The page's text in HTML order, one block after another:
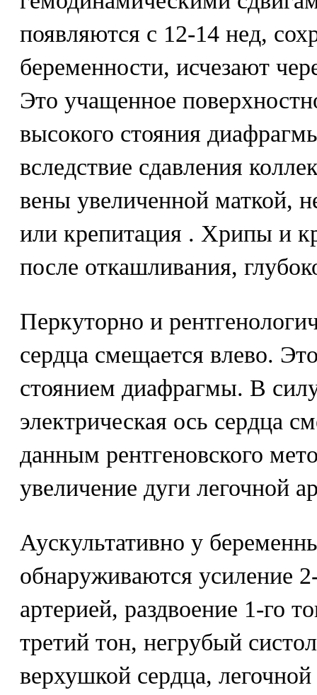
появляются с 12-14 нед,
беременности, исчезают
Это учащенное
высокого стояния
вследствие сдавления
вены увеличенной маткой,
или крепитация . Хрипы и
после откашливания,
Перкуторно и
сердца смещается влево.
стоянием диафрагмы. В
электрическая ось сердца
данным рентгеновского
увеличение дуги легочной
Аускультативно у
обнаруживаются усиление
артерией, раздвоение 1-го
третий тон, негрубый
верхушкой сердца,